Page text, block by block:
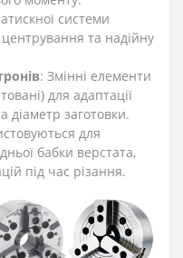
системи
та надійну
: Змінні елементи
для адаптації
діаметр заготовки.
для
бабки верстата,
під час різання.